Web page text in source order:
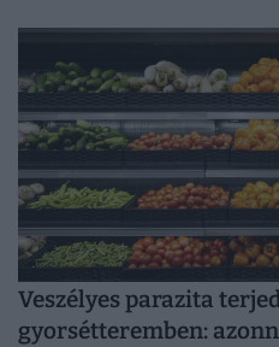
Veszélyes parazita
gyorsétteremben: